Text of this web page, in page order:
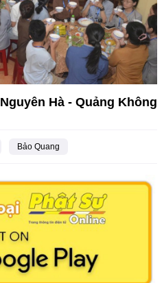
Nguyên Hà - Quảng Không
Bảo Quang